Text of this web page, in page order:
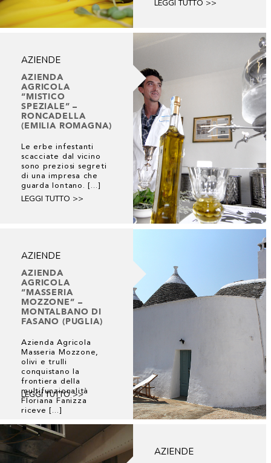
LEGGI TUTTO >>
AZIENDE
AZIENDA
AGRICOLA
“MISTICO
SPEZIALE” –
RONCADELLA
(EMILIA ROMAGNA)
Le erbe infestanti
scacciate dal vicino
sono preziosi segreti
di una impresa che
guarda lontano. [...]
LEGGI TUTTO >>
AZIENDE
AZIENDA
AGRICOLA
“MASSERIA
MOZZONE” –
MONTALBANO DI
FASANO (PUGLIA)
Azienda Agricola
Masseria Mozzone,
olivi e trulli
conquistano la
frontiera della
multifunzionalità
Floriana Fanizza
riceve [...]
LEGGI TUTTO >>
AZIENDE